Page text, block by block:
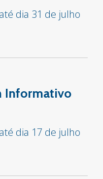
dia 31 de julho
Informativo
dia 17 de julho